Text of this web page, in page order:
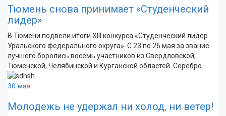
Тюмень снова принимает «Студенческий
лидер»
В Тюмени подвели итоги XIII конкурса «Студенческий лидер
Уральского федерального округа». С 23 по 26 мая за звание
лучшего боролись восемь участников из Свердловской,
Тюменской, Челябинской и Курганской областей. Серебро…
30 мая
Молодежь не удержал ни холод, ни ветер!